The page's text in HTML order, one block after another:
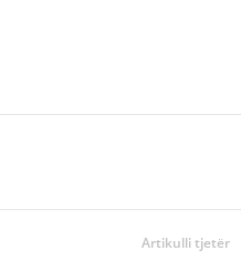
Artikulli tjetër